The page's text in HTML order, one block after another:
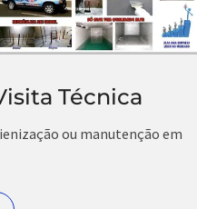
Técnica
ou manutenção em